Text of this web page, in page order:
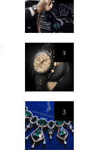
2
3